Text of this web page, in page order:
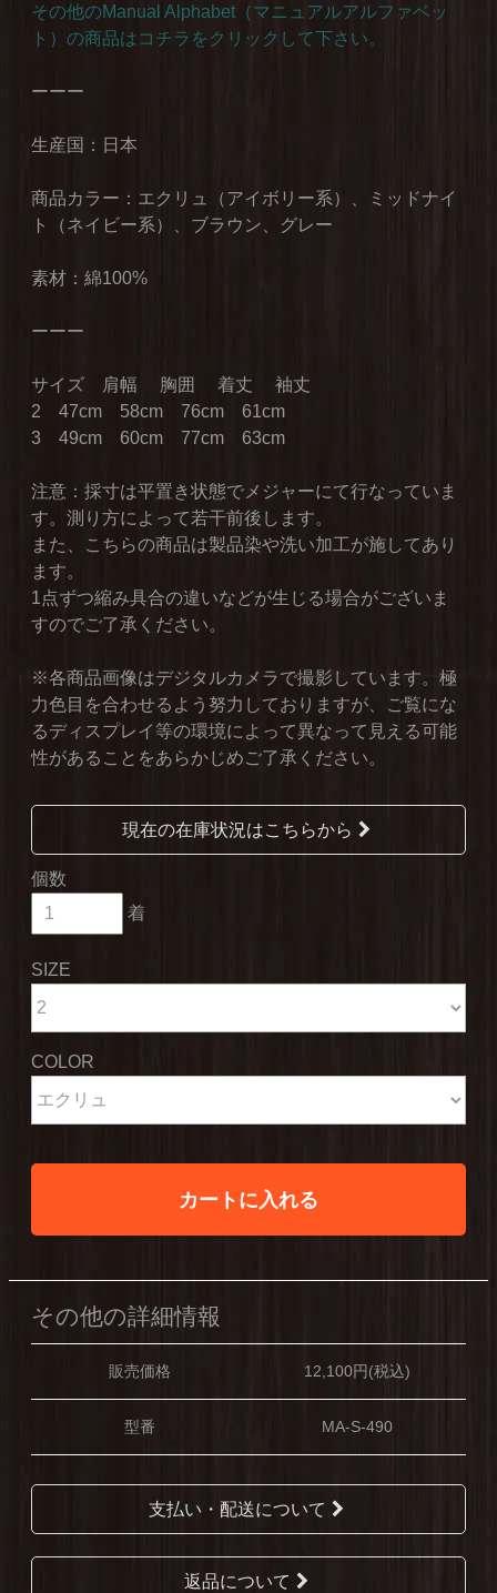
その他のManual Alphabet（マニュアルアルファベッ
ト）の商品はコチラをクリックして下さい。
ーーー
生産国：日本
商品カラー：エクリュ（アイボリー系）、ミッドナイ
ト（ネイビー系）、ブラウン、グレー
素材：綿100%
ーーー
サイズ 肩幅 胸囲 着丈 袖丈
2 47cm 58cm 76cm 61cm
3 49cm 60cm 77cm 63cm
注意：採寸は平置き状態でメジャーにて行なっていま
す。測り方によって若干前後します。
また、こちらの商品は製品染や洗い加工が施してあり
ます。
1点ずつ縮み具合の違いなどが生じる場合がございま
すのでご了承ください。
※各商品画像はデジタルカメラで撮影しています。極
力色目を合わせるよう努力しておりますが、ご覧にな
るディスプレイ等の環境によって異なって見える可能
性があることをあらかじめご了承ください。
現在の在庫状況はこちらから
個数
着
SIZE
COLOR
カートに入れる
その他の詳細情報
販売価格 12,100円(税込)
型番 MA-S-490
支払い・配送について
返品について